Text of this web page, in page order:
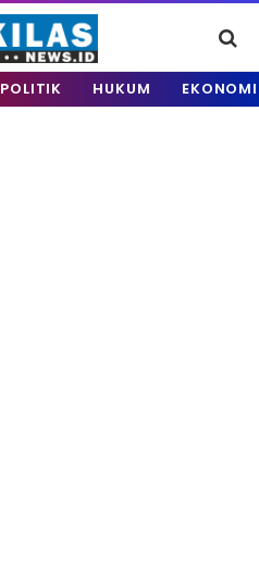
POLITIK HUKUM EKONOMI